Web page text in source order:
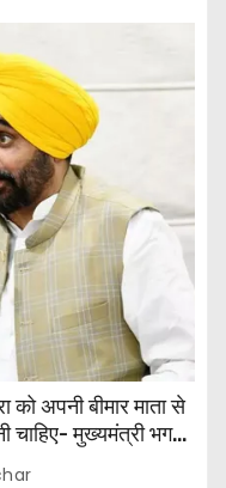
को अपनी बीमार माता से
चाहिए- मुख्यमंत्री भगवंत